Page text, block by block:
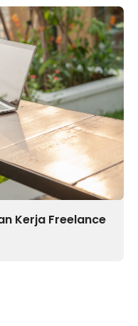
Kerja Freelance